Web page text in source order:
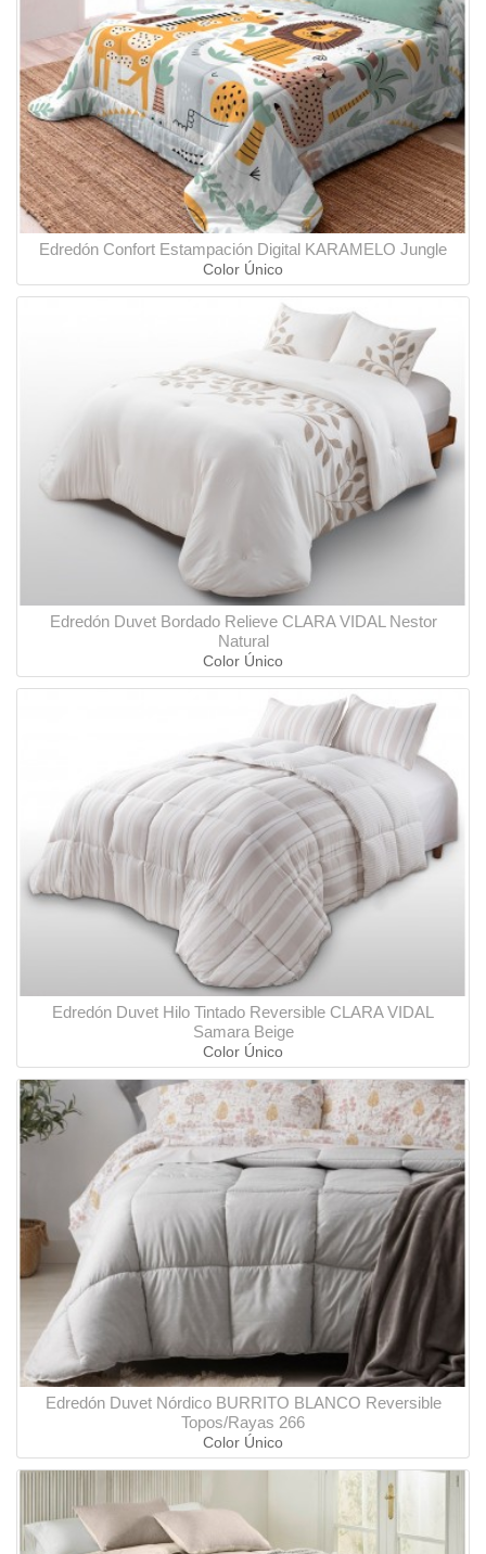
Edredón Confort Estampación Digital KARAMELO Jungle
Color Único
Edredón Duvet Bordado Relieve CLARA VIDAL Nestor
Natural
Color Único
Edredón Duvet Hilo Tintado Reversible CLARA VIDAL
Samara Beige
Color Único
Edredón Duvet Nórdico BURRITO BLANCO Reversible
Topos/Rayas 266
Color Único